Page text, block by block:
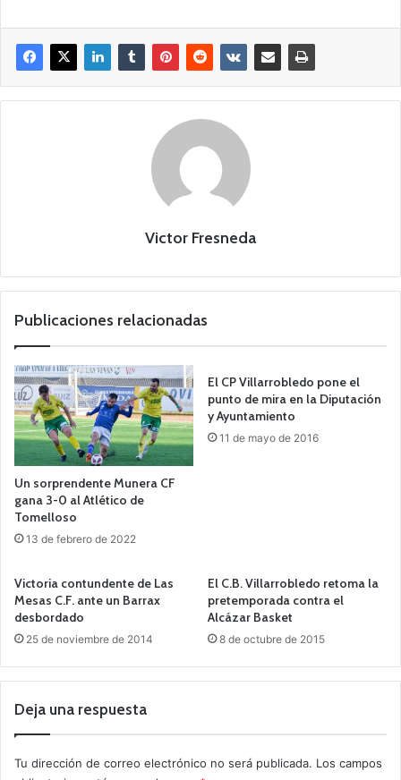
Victor Fresneda
Publicaciones relacionadas
Un sorprendente Munera CF
gana 3-0 al Atlético de
Tomelloso
13 de febrero de 2022
El CP Villarrobledo pone el
punto de mira en la Diputación
y Ayuntamiento
11 de mayo de 2016
Victoria contundente de Las
Mesas C.F. ante un Barrax
desbordado
25 de noviembre de 2014
El C.B. Villarrobledo retoma la
pretemporada contra el
Alcázar Basket
8 de octubre de 2015
Deja una respuesta
Tu dirección de correo electrónico no será publicada. Los campos